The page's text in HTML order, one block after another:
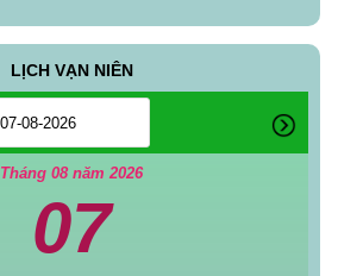
LỊCH VẠN NIÊN
Tháng 08 năm 2026
07